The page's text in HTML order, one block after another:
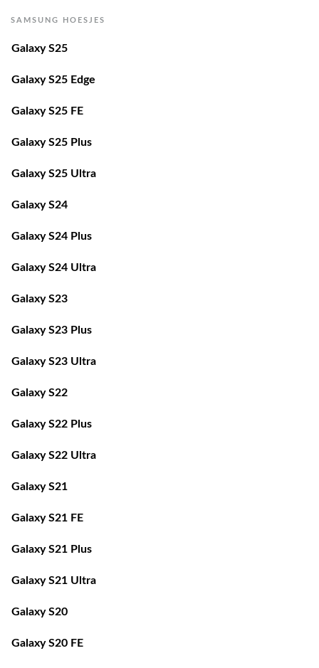
SAMSUNG HOESJES
Galaxy S25
Galaxy S25 Edge
Galaxy S25 FE
Galaxy S25 Plus
Galaxy S25 Ultra
Galaxy S24
Galaxy S24 Plus
Galaxy S24 Ultra
Galaxy S23
Galaxy S23 Plus
Galaxy S23 Ultra
Galaxy S22
Galaxy S22 Plus
Galaxy S22 Ultra
Galaxy S21
Galaxy S21 FE
Galaxy S21 Plus
Galaxy S21 Ultra
Galaxy S20
Galaxy S20 FE